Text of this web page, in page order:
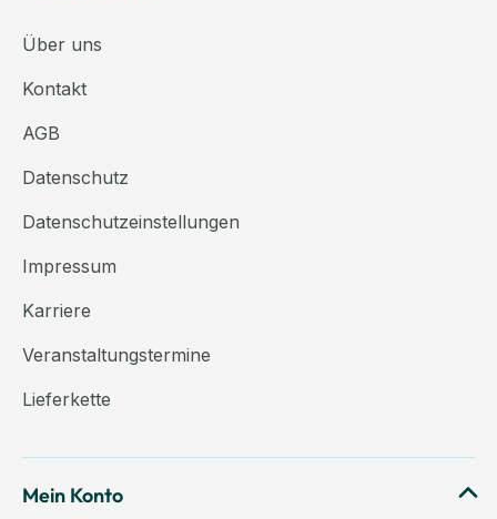
Über uns
Kontakt
AGB
Datenschutz
Datenschutzeinstellungen
Impressum
Karriere
Veranstaltungstermine
Lieferkette
Mein Konto